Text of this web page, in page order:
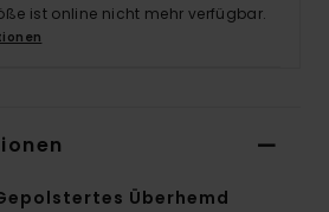
ist online nicht mehr verfügbar.
Überhemd